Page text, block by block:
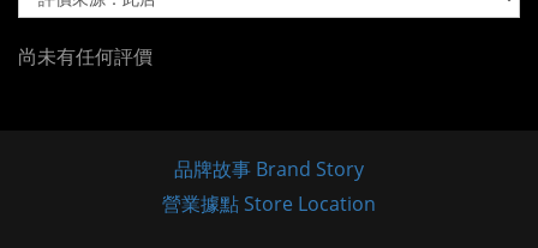
尚未有任何評價
品牌故事 Brand Story
營業據點 Store Location